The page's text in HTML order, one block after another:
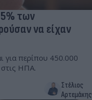
των
να είχαν
για περίπου 450.000
στις ΗΠΑ.
Στέλιος
Αρτεμάκης